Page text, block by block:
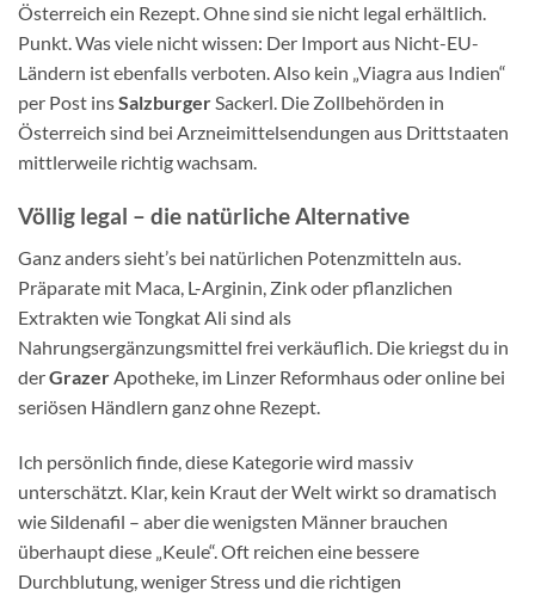
Österreich ein Rezept. Ohne sind sie nicht legal erhältlich.
Punkt. Was viele nicht wissen: Der Import aus Nicht-EU-
Ländern ist ebenfalls verboten. Also kein „Viagra aus Indien“
per Post insSalzburgerSackerl. Die Zollbehörden in
Österreich sind bei Arzneimittelsendungen aus Drittstaaten
mittlerweile richtig wachsam.
Völlig legal – die natürliche Alternative
Ganz anders sieht’s bei natürlichen Potenzmitteln aus.
Präparate mit Maca, L-Arginin, Zink oder pflanzlichen
Extrakten wie Tongkat Ali sind als
Nahrungsergänzungsmittel frei verkäuflich. Die kriegst du in
derGrazerApotheke, im Linzer Reformhaus oder online bei
seriösen Händlern ganz ohne Rezept.
Ich persönlich finde, diese Kategorie wird massiv
unterschätzt. Klar, kein Kraut der Welt wirkt so dramatisch
wie Sildenafil – aber die wenigsten Männer brauchen
überhaupt diese „Keule“. Oft reichen eine bessere
Durchblutung, weniger Stress und die richtigen